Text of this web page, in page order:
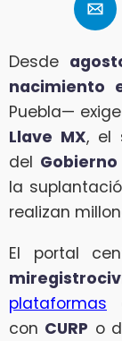
Desde
nacimiento
Puebla—
Llave MX, el
del
la
realizan
El portal
plataformas
con CURP o